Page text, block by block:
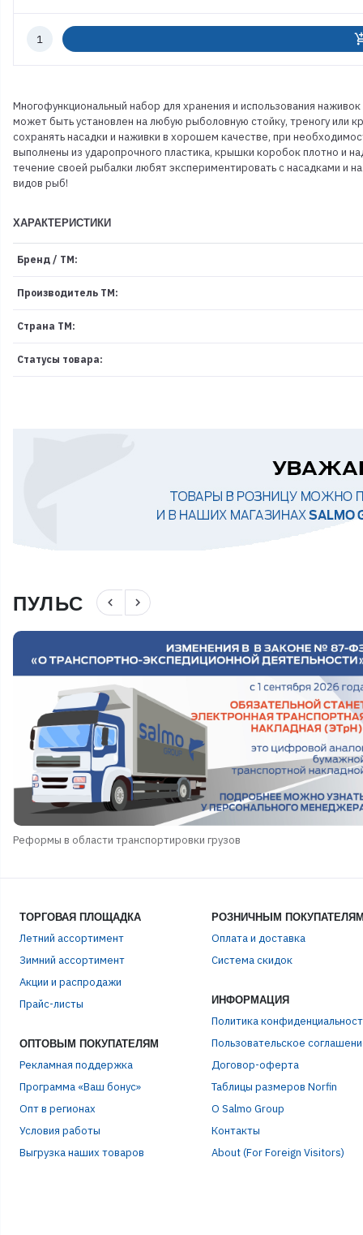
Количество
Многофункциональный набор для хранения и использования
может быть установлен на любую рыболовную стойку, треногу или
сохранять насадки и наживки в хорошем качестве, при
выполнены из ударопрочного пластика, крышки коробок плотно и
течение своей рыбалки любят экспериментировать с насадками
видов рыб!
ХАРАКТЕРИСТИКИ
Бренд / ТМ:
Производитель ТМ:
Страна ТМ:
Статусы товара:
ПУЛЬС navigate_before navigate_next
Реформы в области транспортировки грузов
ТОРГОВАЯ ПЛОЩАДКА
Летний ассортимент
Зимний ассортимент
Акции и распродажи
Прайс-листы
ОПТОВЫМ ПОКУПАТЕЛЯМ
Рекламная поддержка
Программа «Ваш бонус»
Опт в регионах
Условия работы
Выгрузка наших товаров
РОЗНИЧНЫМ
Оплата и доставка
Система скидок
ИНФОРМАЦИЯ
Политика
Пользовательское
Договор-оферта
Таблицы размеров Norfin
О Salmo Group
Контакты
About (For Foreign Visitors)